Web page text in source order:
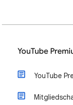
YouTube
YouTube